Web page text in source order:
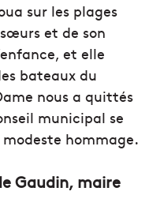
sur les plages
et de son
et elle
bateaux du
nous a quittés
municipal se
hommage.
Gaudin, maire